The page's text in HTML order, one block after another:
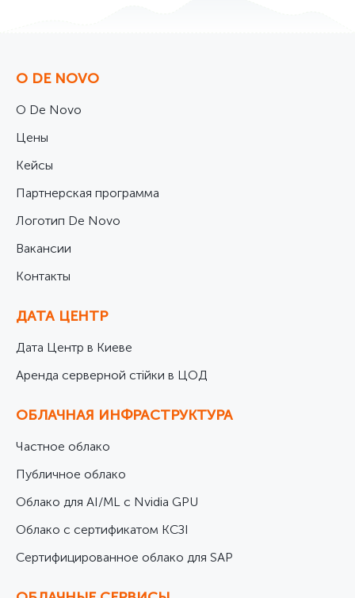
О DE NOVO
О De Novo
Цены
Кейсы
Партнерская программа
Логотип De Novo
Вакансии
Контакты
ДАТА ЦЕНТР
Дата Центр в Киеве
Аренда серверной стійки в ЦОД
ОБЛАЧНАЯ ИНФРАСТРУКТУРА
Частное облако
Публичное облако
Облако для AI/ML с Nvidia GPU
Облако с сертификатом КСЗІ
Cертифицированное облако для SAP